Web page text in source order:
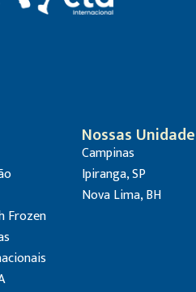
Frozen
Nossas
Campinas
Ipiranga, SP
Nova Lima, BH